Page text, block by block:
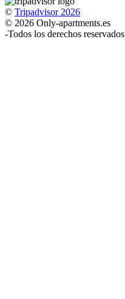
© Tripadvisor 2026
© 2026 Only-apartments.es
-Todos los derechos reservados